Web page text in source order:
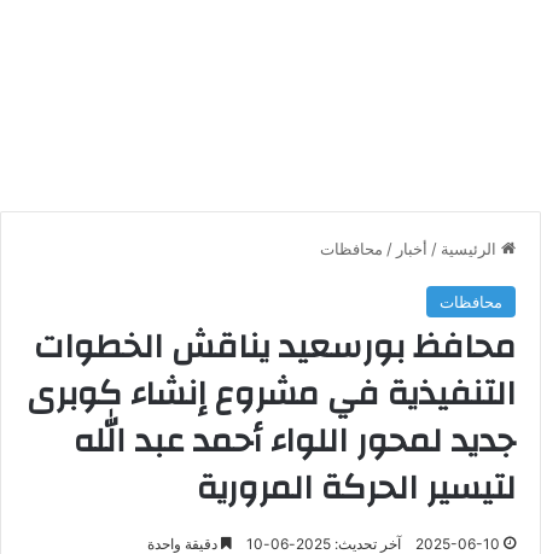
الرئيسية / أخبار / محافظات
محافظات
محافظ بورسعيد يناقش الخطوات
التنفيذية في مشروع إنشاء كوبرى
جديد لمحور اللواء أحمد عبد الله
لتيسير الحركة المرورية
2025-06-10 آخر تحديث: 2025-06-10 دقيقة واحدة